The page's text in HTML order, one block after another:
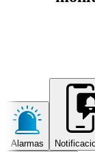
Alarmas